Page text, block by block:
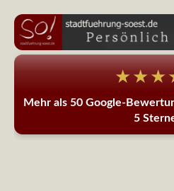
Mehr als 50 Google-
5